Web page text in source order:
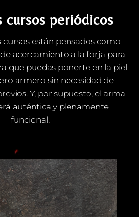
cursos periódicos
cursos están pensados como
acercamiento a la forja para
que puedas ponerte en la piel
armero sin necesidad de
Y, por supuesto, el arma
auténtica y plenamente
funcional.